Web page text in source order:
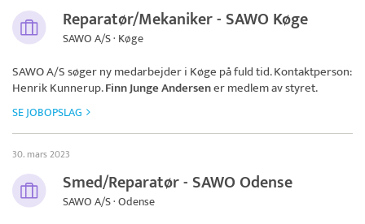
Reparatør/Mekaniker - SAWO Køge
SAWO A/S · Køge
SAWO A/Ssøger ny medarbejder i Køge på fuld tid. Kontaktperson:
Henrik Kunnerup.Finn Junge Andersener medlem av styret.
SE JOBOPSLAG
30. mars 2023
Smed/Reparatør - SAWO Odense
SAWO A/S · Odense